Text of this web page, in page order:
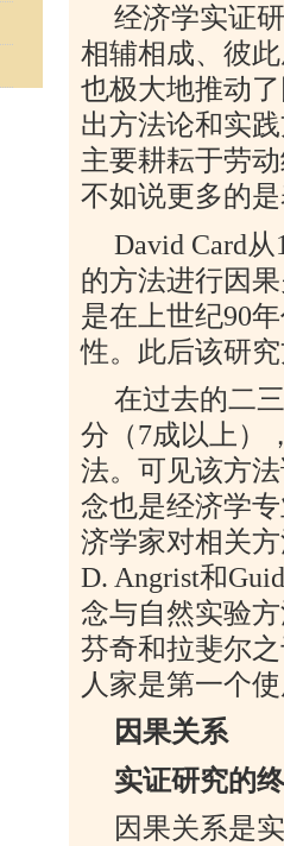
经济学实证
相辅相成、彼
也极大地推动
出方法论和实
主要耕耘于劳
不如说更多的
David Card从
的方法进行因
是在上世纪90
性。此后该研
在过去的二
分（7成以上）
法。可见该方
念也是经济学
济学家对相关
D. Angrist和
念与自然实验
芬奇和拉斐尔
人家是第一个
因果关系
实证研究的
因果关系是